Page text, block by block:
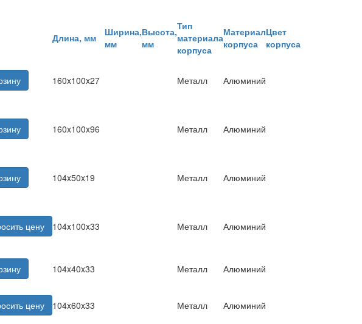
Длина, мм
Ширина,
мм
Высота,
мм
Тип
материала
корпуса
Материал
корпуса
Цвет
корпуса
160x100x27 Металл Алюминий
160x100x96 Металл Алюминий
104x50x19 Металл Алюминий
цену 104x100x33 Металл Алюминий
104x40x33 Металл
Алюминий
цену 104x60x33 Металл Алюминий